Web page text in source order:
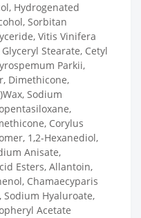
Hydrogenated
Sorbitan
Vitis Vinifera
Stearate, Cetyl
Parkii,
Dimethicone,
Sodium
Corylus
1,2-Hexanediol,
Anisate,
Esters, Allantoin,
Chamaecyparis
Sodium Hyaluroate,
Acetate